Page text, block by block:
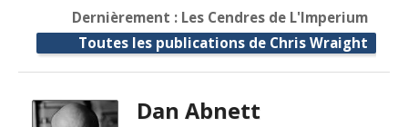
Dernièrement : Les Cendres de L'Imperium
Toutes les publications de Chris Wraight
Dan Abnett